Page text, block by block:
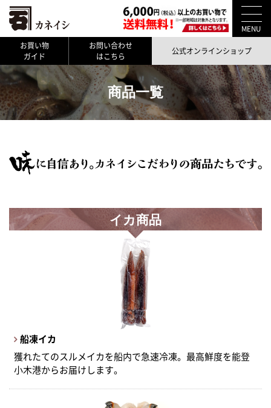
MENU
お買い物
ガイド
お問い合わせ
はこちら
公式オンラインショップ
商品一覧
イカ商品
船凍イカ
獲れたてのスルメイカを船内で急速冷凍。最高鮮度を能登
小木港からお届けします。